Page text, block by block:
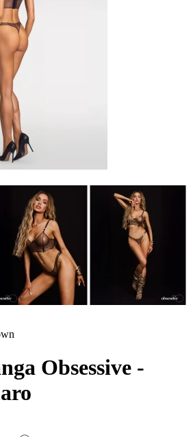
Obsessive -